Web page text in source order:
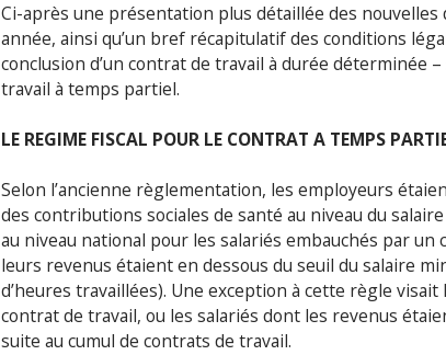
Ci-après une présentation plus détaillée des
année, ainsi qu’un bref récapitulatif des conditions
conclusion d’un contrat de travail à durée déterminée
travail à temps partiel.
LE REGIME FISCAL POUR LE CONTRAT A TEMPS
Selon l’ancienne règlementation, les employeurs
des contributions sociales de santé au niveau du
au niveau national pour les salariés embauchés par
leurs revenus étaient en dessous du seuil du salaire
d’heures travaillées). Une exception à cette règle
contrat de travail, ou les salariés dont les revenus
suite au cumul de contrats de travail.